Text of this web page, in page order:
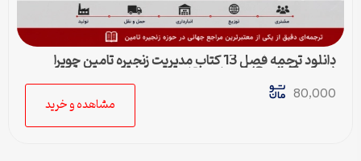
دانلود ترجمه فصل 13 کتاب مدیریت زنجیره تامین چوپرا
(Sunil Chopra) | حمل و نقل در زنجیره تامین
80,000
مشاهده و خرید